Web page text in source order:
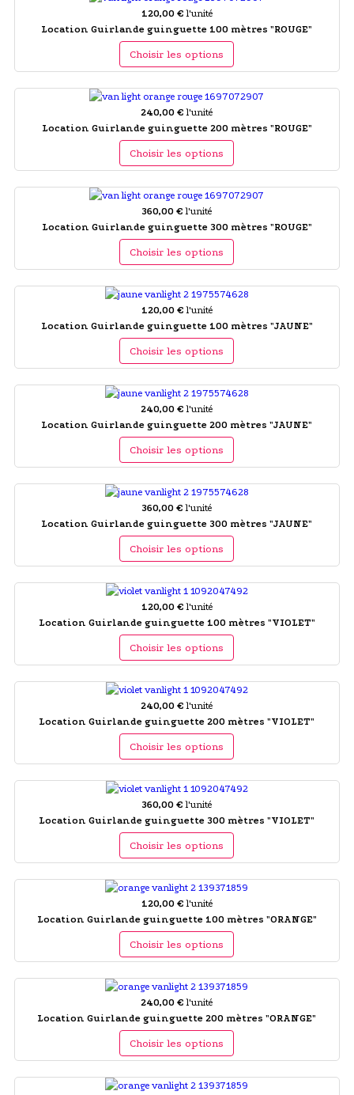
120,00 € l'unité
Location Guirlande guinguette 100 mètres "ROUGE"
Choisir les options
240,00 € l'unité
Location Guirlande guinguette 200 mètres "ROUGE"
Choisir les options
360,00 € l'unité
Location Guirlande guinguette 300 mètres "ROUGE"
Choisir les options
120,00 € l'unité
Location Guirlande guinguette 100 mètres "JAUNE"
Choisir les options
240,00 € l'unité
Location Guirlande guinguette 200 mètres "JAUNE"
Choisir les options
360,00 € l'unité
Location Guirlande guinguette 300 mètres "JAUNE"
Choisir les options
120,00 € l'unité
Location Guirlande guinguette 100 mètres "VIOLET"
Choisir les options
240,00 € l'unité
Location Guirlande guinguette 200 mètres "VIOLET"
Choisir les options
360,00 € l'unité
Location Guirlande guinguette 300 mètres "VIOLET"
Choisir les options
120,00 € l'unité
Location Guirlande guinguette 100 mètres "ORANGE"
Choisir les options
240,00 € l'unité
Location Guirlande guinguette 200 mètres "ORANGE"
Choisir les options